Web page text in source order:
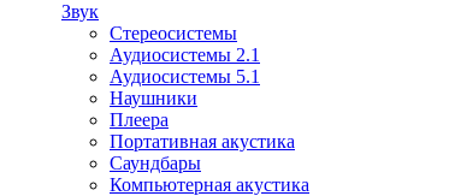
Звук
Стереосистемы
Аудиосистемы 2.1
Аудиосистемы 5.1
Наушники
Плеера
Портативная акустика
Саундбары
Компьютерная акустика